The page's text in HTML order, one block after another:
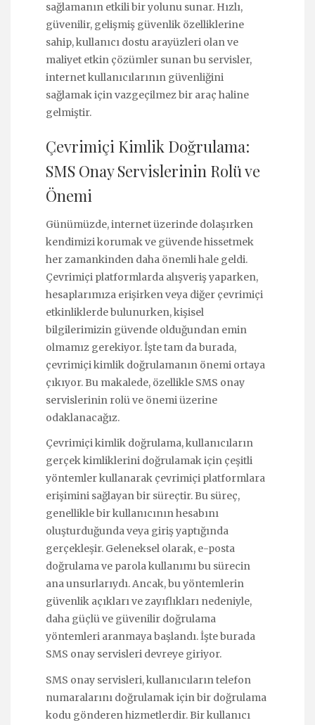
sağlamanın etkili bir yolunu sunar. Hızlı,
güvenilir, gelişmiş güvenlik özelliklerine
sahip, kullanıcı dostu arayüzleri olan ve
maliyet etkin çözümler sunan bu servisler,
internet kullanıcılarının güvenliğini
sağlamak için vazgeçilmez bir araç haline
gelmiştir.
Çevrimiçi Kimlik Doğrulama:
SMS Onay Servislerinin Rolü ve
Önemi
Günümüzde, internet üzerinde dolaşırken
kendimizi korumak ve güvende hissetmek
her zamankinden daha önemli hale geldi.
Çevrimiçi platformlarda alışveriş yaparken,
hesaplarımıza erişirken veya diğer çevrimiçi
etkinliklerde bulunurken, kişisel
bilgilerimizin güvende olduğundan emin
olmamız gerekiyor. İşte tam da burada,
çevrimiçi kimlik doğrulamanın önemi ortaya
çıkıyor. Bu makalede, özellikle SMS onay
servislerinin rolü ve önemi üzerine
odaklanacağız.
Çevrimiçi kimlik doğrulama, kullanıcıların
gerçek kimliklerini doğrulamak için çeşitli
yöntemler kullanarak çevrimiçi platformlara
erişimini sağlayan bir süreçtir. Bu süreç,
genellikle bir kullanıcının hesabını
oluşturduğunda veya giriş yaptığında
gerçekleşir. Geleneksel olarak, e-posta
doğrulama ve parola kullanımı bu sürecin
ana unsurlarıydı. Ancak, bu yöntemlerin
güvenlik açıkları ve zayıflıkları nedeniyle,
daha güçlü ve güvenilir doğrulama
yöntemleri aranmaya başlandı. İşte burada
SMS onay servisleri devreye giriyor.
SMS onay servisleri, kullanıcıların telefon
numaralarını doğrulamak için bir doğrulama
kodu gönderen hizmetlerdir. Bir kullanıcı